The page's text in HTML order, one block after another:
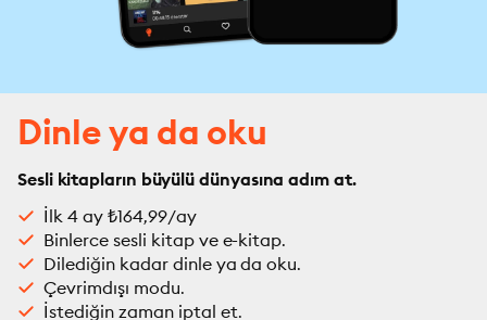
Dinle ya da oku
Sesli kitapların büyülü dünyasına adım at.
İlk 4 ay ₺164,99/ay
Binlerce sesli kitap ve e-kitap.
Dilediğin kadar dinle ya da oku.
Çevrimdışı modu.
İstediğin zaman iptal et.